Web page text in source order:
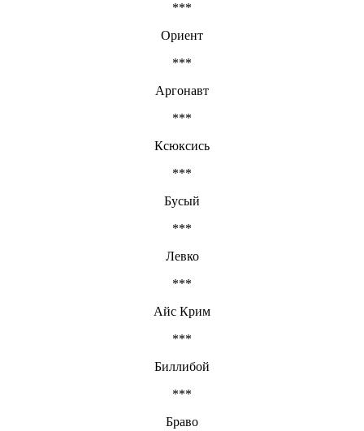
***
Ориент
***
Аргонавт
***
Ксюксись
***
Бусый
***
Левко
***
Айс Крим
***
Биллибой
***
Браво